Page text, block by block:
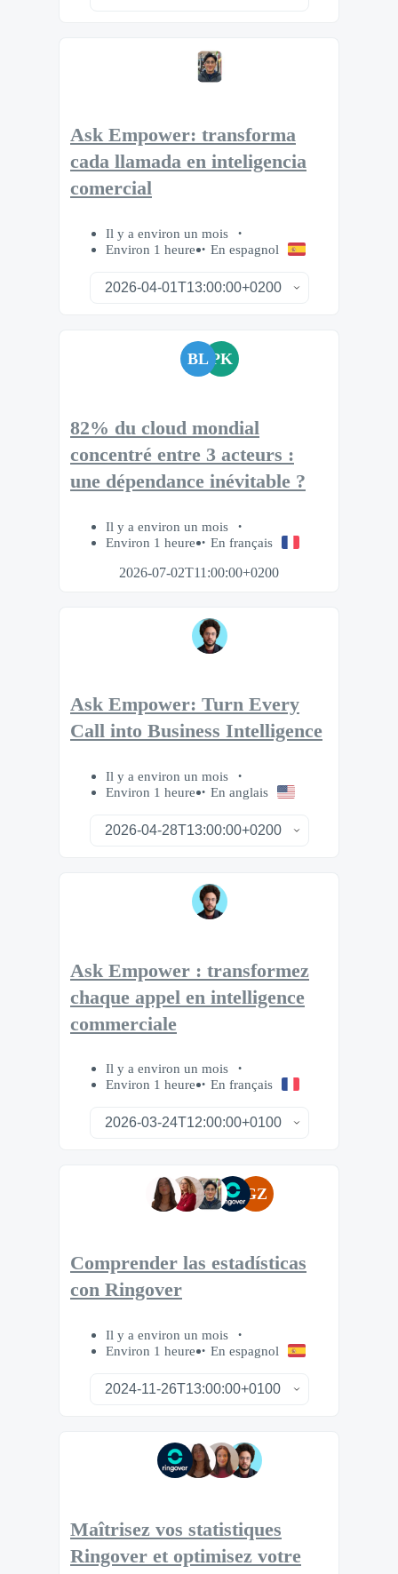
Ask Empower: transforma
cada llamada en inteligencia
comercial
Il y a environ un mois
Environ 1 heure
En espagnol
BL PK
82% du cloud mondial
concentré entre 3 acteurs :
une dépendance inévitable ?
Il y a environ un mois
Environ 1 heure
En français
2026-07-02T11:00:00+0200
Ask Empower: Turn Every
Call into Business Intelligence
Il y a environ un mois
Environ 1 heure
En anglais
Ask Empower : transformez
chaque appel en intelligence
commerciale
Il y a environ un mois
Environ 1 heure
En français
GZ
Comprender las estadísticas
con Ringover
Il y a environ un mois
Environ 1 heure
En espagnol
Maîtrisez vos statistiques
Ringover et optimisez votre